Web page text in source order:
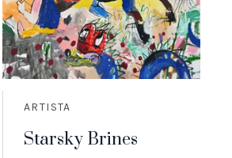
ARTISTA
Starsky Brines